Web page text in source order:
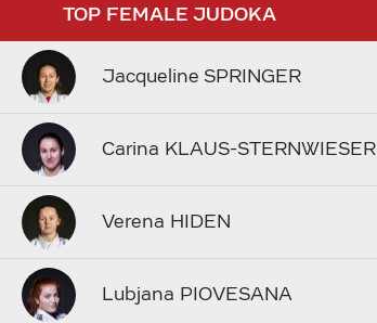
TOP FEMALE JUDOKA
Jacqueline SPRINGER
Carina KLAUS-STERNWIESER
Verena HIDEN
Lubjana PIOVESANA